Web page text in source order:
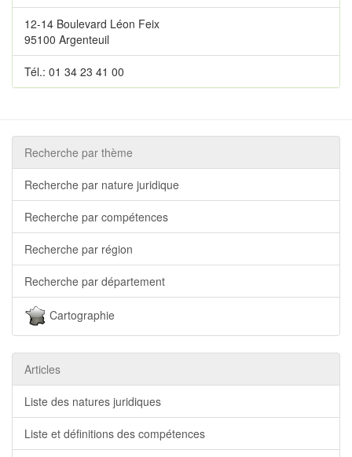
12-14 Boulevard Léon Feix
95100 Argenteuil
Tél.: 01 34 23 41 00
Recherche par thème
Recherche par nature juridique
Recherche par compétences
Recherche par région
Recherche par département
Cartographie
Articles
Liste des natures juridiques
Liste et définitions des compétences